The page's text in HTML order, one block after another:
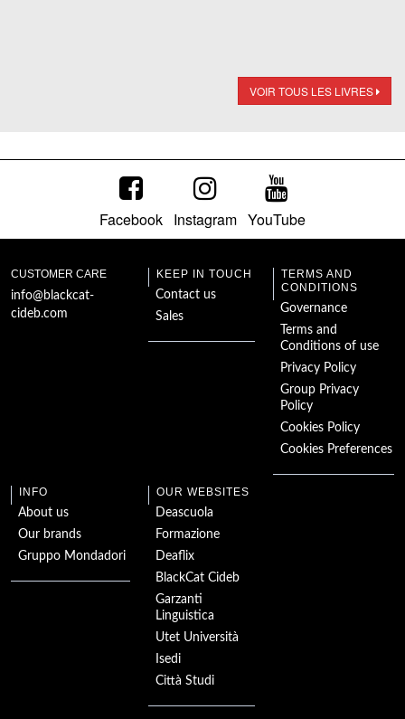
VOIR TOUS LES LIVRES
Facebook Instagram YouTube